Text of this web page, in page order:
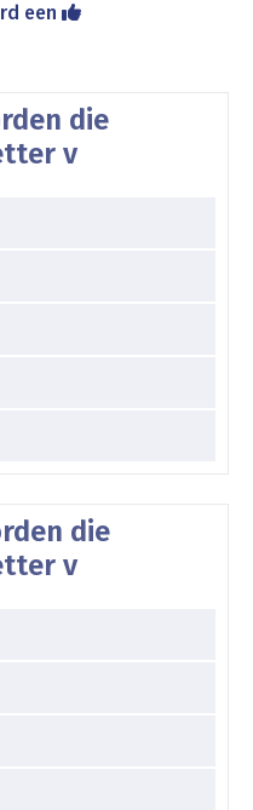
een
die
v
die
v